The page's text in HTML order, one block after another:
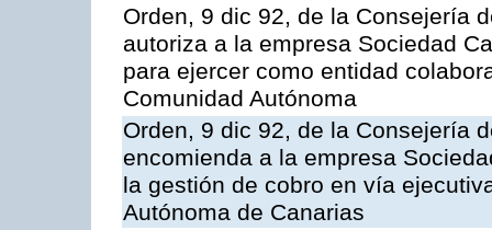
Orden, 9 dic 92, de la Consejería
autoriza a la empresa Sociedad
para ejercer como entidad
Comunidad Autónoma
Orden, 9 dic 92, de la Consejería
encomienda a la empresa
la gestión de cobro en vía
Autónoma de Canarias